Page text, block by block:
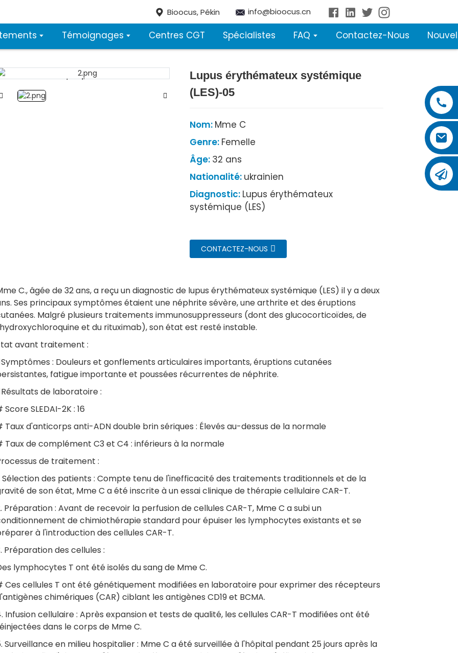
Bioocus, Pékin info@bioocus.cn
Témoignages Centres CGT Spécialistes FAQ Contactez-Nous
Loading...
Loading...
Lupus érythémateux systémique
(LES)-05
Nom: Mme C
Genre: Femelle
Âge: 32 ans
Nationalité: ukrainien
Diagnostic: Lupus érythémateux
systémique (LES)
CONTACTEZ-NOUS
C., âgée de 32 ans, a reçu un diagnostic de lupus érythémateux systémique (LES) il y a deux
Ses principaux symptômes étaient une néphrite sévère, une arthrite et des éruptions
Malgré plusieurs traitements immunosuppresseurs (dont des glucocorticoïdes, de
et du rituximab), son état est resté instable.
avant traitement :
: Douleurs et gonflements articulaires importants, éruptions cutanées
fatigue importante et poussées récurrentes de néphrite.
de laboratoire :
Score SLEDAI-2K : 16
Taux d'anticorps anti-ADN double brin sériques : Élevés au-dessus de la normale
Taux de complément C3 et C4 : inférieurs à la normale
de traitement :
Sélection des patients : Compte tenu de l'inefficacité des traitements traditionnels et de la
de son état, Mme C a été inscrite à un essai clinique de thérapie cellulaire CAR-T.
Préparation : Avant de recevoir la perfusion de cellules CAR-T, Mme C a subi un
de chimiothérapie standard pour épuiser les lymphocytes existants et se
à l'introduction des cellules CAR-T.
Préparation des cellules :
lymphocytes T ont été isolés du sang de Mme C.
Ces cellules T ont été génétiquement modifiées en laboratoire pour exprimer des récepteurs
chimériques (CAR) ciblant les antigènes CD19 et BCMA.
Infusion cellulaire : Après expansion et tests de qualité, les cellules CAR-T modifiées ont été
dans le corps de Mme C.
Surveillance en milieu hospitalier : Mme C a été surveillée à l'hôpital pendant 25 jours après la